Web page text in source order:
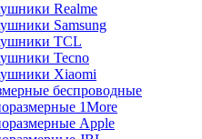
Realme
Samsung
TCL
Tecno
Xiaomi
беспроводные
1More
Apple